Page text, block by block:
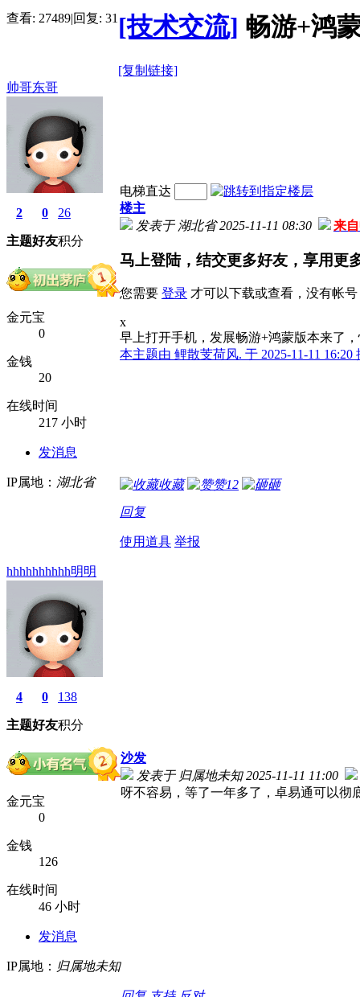
查看: 27489|回复: 31 [技术交流] 畅游+鸿
[复制链接]
帅哥东哥
2
主题
0
好友
26
积分
金元宝
0
金钱
20
在线时间
217 小时
发消息
IP属地： 湖北省
电梯直达
楼主
发表于 湖北省 2025-11-11 08:30
来
马上登陆，结交更多好友，享用更
您需要 登录 才可以下载或查看，没有帐号
x
早上打开手机，发展畅游+鸿蒙版本来了
本主题由 鲤散芰荷风. 于 2025-11-11
收藏 赞12
砸
回复
使用道具 举报
hhhhhhhhhh明明
4
主题
0
好友
138
积分
金元宝
0
金钱
126
在线时间
46 小时
发消息
IP属地： 归属地未知
沙发
发表于 归属地未知 2025-11-11 11:00
呀不容易，等了一年多了，卓易通可以彻